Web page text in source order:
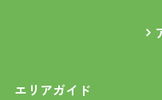
エリアガイド